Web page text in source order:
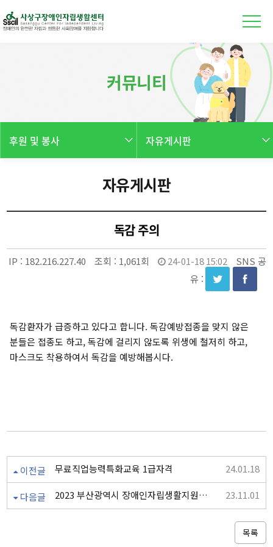
커뮤니티
후원 및 봉사 자유게시판
자유게시판
독감 주의
IP : 182.216.227.40 조회 : 1,061회 24-01-18 15:02
SNS 공
유 :
독감환자가 급증하고 있다고 합니다. 독감예방접종을 맞지 않은
분들은 접종도 하고, 독감에 걸리지 않도록 위생에 철저히 하고,
마스크도 착용하여서 독감을 예방해봅시다.
이전글 무료직업능력특화교육 1급자격 24.01.18
다음글 2023 부산광역시 장애인자립생활지원사업 & 부산인권문화제 23.11.01
목록